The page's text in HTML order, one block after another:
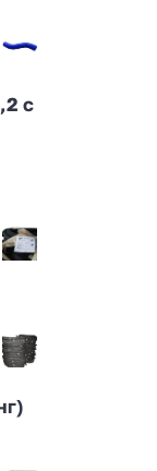
с